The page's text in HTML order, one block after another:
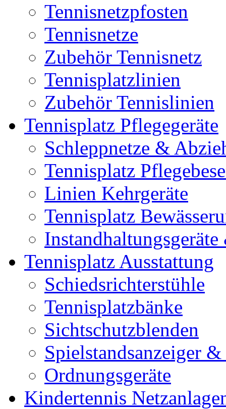
Tennisnetzpfosten
Tennisnetze
Zubehör Tennisnetz
Tennisplatzlinien
Zubehör Tennislinien
Tennisplatz Pflegegeräte
Schleppnetze &
Tennisplatz
Linien Kehrgeräte
Tennisplatz
Tennisplatz Ausstattung
Schiedsrichterstühle
Tennisplatzbänke
Sichtschutzblenden
Spielstandsanzeiger
Ordnungsgeräte
Kindertennis